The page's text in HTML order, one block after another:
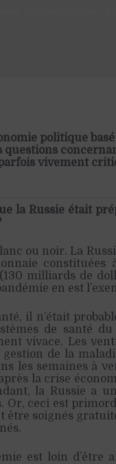
politique
questions
vivement
la Russie était
ou noir. La
constituées
milliards de
en est
il n’était
de santé
vivace. Les
de la
les semaines à
la crise
la Russie a
ceci est
être soignés
est loin d’être